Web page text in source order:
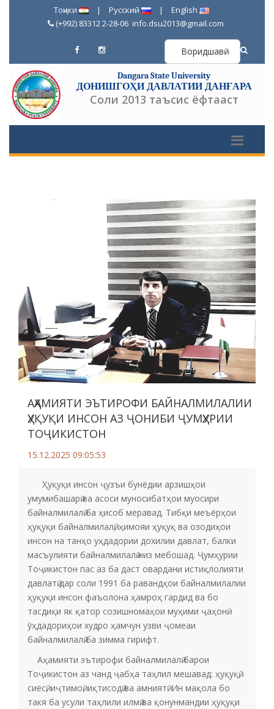
Тоҷики | Русский |
English
(+992) 83312 2-28-06 info.dsu2013@gmail.com
Воридшавӣ
Dangara State University
ДОНИШГОҲИ ДАВЛАТИИ ДАНҒАРА
Соли 2013 таъсис ёфтааст
АҲАМИЯТИ ЭЪТИРОФИ БАЙНАЛМИЛАЛИИ
ҲУҚУҚИ ИНСОН АЗ ҶОНИБИ ҶУМҲУРИИ
ТОҶИКИСТОН
15.12.2025 09:05:53
Ҳуқуқи инсон ҷузъи бунёдии арзишҳои
умумибашарӣ ва асоси муносибатҳои муосири
байналмилалӣ ба ҳисоб меравад. Тибқи меъёрҳои
ҳуқуқи байналмилалӣ, ҳимояи ҳуқуқ ва озодиҳои
инсон на танҳо уҳдадории дохилии давлат, балки
масъулияти байналмилалӣ низ мебошад. Ҷумҳурии
Тоҷикистон пас аз ба даст овардани истиқлолияти
давлатӣ дар соли 1991 ба равандҳои байналмилалии
ҳуқуқи инсон фаъолона ҳамроҳ гардид ва бо
тасдиқи як қатор созишномаҳои муҳими ҷаҳонӣ
ӯҳдадориҳои худро ҳамчун узви ҷомеаи
байналмилалӣ ба зимма гирифт.
Аҳамияти эътирофи байналмилалӣ барои
Тоҷикистон аз чанд ҷабҳа таҳлил мешавад: ҳуқуқӣ,
сиёсӣ, иҷтимоӣ, иқтисодӣ ва амниятӣ. Ин мақола бо
такя ба усули таҳлили илмӣ ва қонунмандии ҳуқуқи